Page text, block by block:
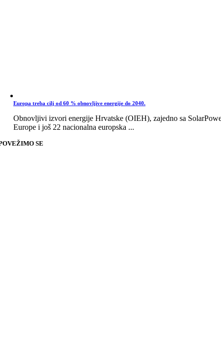
Europa treba cilj od 60 % obnovljive energije do 2040.
Obnovljivi izvori energije Hrvatske (OIEH), zajedno sa
Europe i još 22 nacionalna europska ...
SE